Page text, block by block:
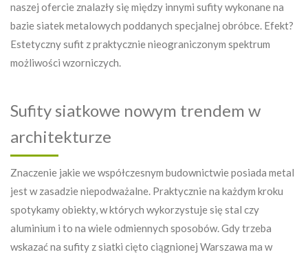
naszej ofercie znalazły się między innymi sufity wykonane na
bazie siatek metalowych poddanych specjalnej obróbce. Efekt?
Estetyczny sufit z praktycznie nieograniczonym spektrum
możliwości wzorniczych.
Sufity siatkowe nowym trendem w
architekturze
Znaczenie jakie we współczesnym budownictwie posiada metal
jest w zasadzie niepodważalne. Praktycznie na każdym kroku
spotykamy obiekty, w których wykorzystuje się stal czy
aluminium i to na wiele odmiennych sposobów. Gdy trzeba
wskazać na sufity z siatki cięto ciągnionej Warszawa ma w